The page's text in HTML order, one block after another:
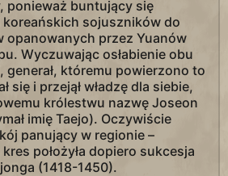
ponieważ buntujący się
sojuszników do
opanowanych przez Yuanów
Wyczuwając osłabienie obu
któremu powierzono to
się i przejął władzę dla siebie,
królestwu nazwę Joseon
imię Taejo). Oczywiście
panujący w regionie –
położyła dopiero sukcesja
(1418-1450).